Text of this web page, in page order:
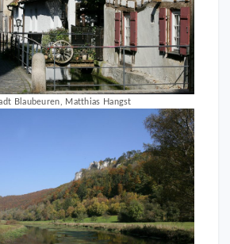
Blaubeuren, Matthias Hangst